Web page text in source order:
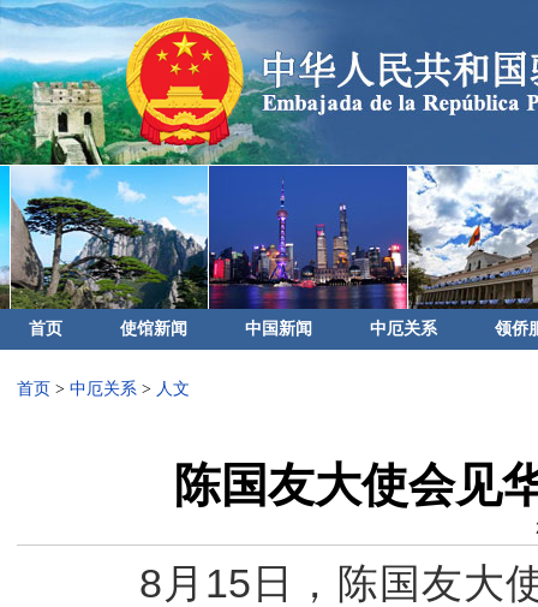
首页 使馆新闻 中国新闻 中厄关系 领侨
首页 > 中厄关系 > 人文
陈国友大使会见
8月15日，陈国友大使